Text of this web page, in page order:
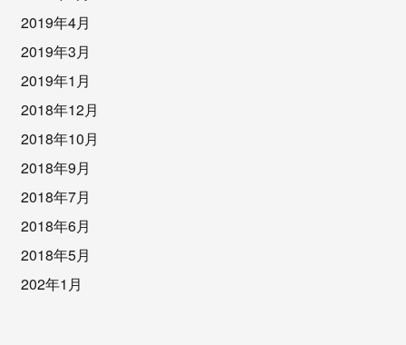
2019年4月
2019年3月
2019年1月
2018年12月
2018年10月
2018年9月
2018年7月
2018年6月
2018年5月
202年1月